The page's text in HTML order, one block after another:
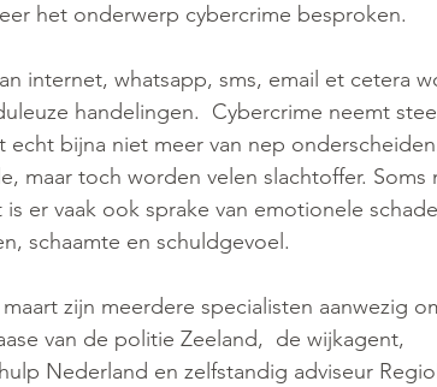
het onderwerp cybercrime besproken.
internet, whatsapp, sms, email et cetera
handelingen.  Cybercrime neemt
echt bijna niet meer van nep
maar toch worden velen slachtoffer. Soms
is er vaak ook sprake van emotionele
schaamte en schuldgevoel.
zijn meerdere specialisten aanwezig
van de politie Zeeland,  de wijkagent,
Nederland en zelfstandig adviseur